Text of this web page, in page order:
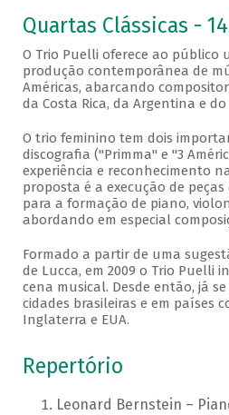
Quartas Clássicas -
O Trio Puelli oferece ao público
produção contemporânea de
Américas, abarcando
da Costa Rica, da Argentina e do
O trio feminino tem dois
discografia ("Primma" e "3
experiência e reconhecimento
proposta é a execução de peças
para a formação de piano,
abordando em especial
Formado a partir de uma
de Lucca, em 2009 o Trio Puelli
cena musical. Desde então, já
cidades brasileiras e em países
Inglaterra e EUA.
Repertório
Leonard Bernstein –